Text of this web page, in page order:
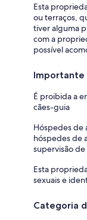
Esta
ou terraços,
tiver alguma
com a
possível
Importante
É proibida a
cães-guia
Hóspedes de
hóspedes de
supervisão
Esta
sexuais e
Categoria